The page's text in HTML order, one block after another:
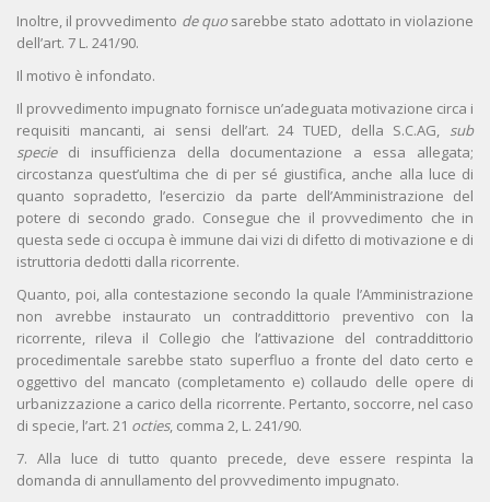
Inoltre, il provvedimento de quosarebbe stato adottato in violazione
dell’art. 7 L. 241/90.
Il motivo è infondato.
Il provvedimento impugnato fornisce un’adeguata motivazione circa i
requisiti mancanti, ai sensi dell’art. 24 TUED, della S.C.AG, sub
speciedi insufficienza della documentazione a essa allegata;
circostanza quest’ultima che di per sé giustifica, anche alla luce di
quanto sopradetto, l’esercizio da parte dell’Amministrazione del
potere di secondo grado. Consegue che il provvedimento che in
questa sede ci occupa è immune dai vizi di difetto di motivazione e di
istruttoria dedotti dalla ricorrente.
Quanto, poi, alla contestazione secondo la quale l’Amministrazione
non avrebbe instaurato un contraddittorio preventivo con la
ricorrente, rileva il Collegio che l’attivazione del contraddittorio
procedimentale sarebbe stato superfluo a fronte del dato certo e
oggettivo del mancato (completamento e) collaudo delle opere di
urbanizzazione a carico della ricorrente. Pertanto, soccorre, nel caso
di specie, l’art. 21 octies, comma 2, L. 241/90.
7. Alla luce di tutto quanto precede, deve essere respinta la
domanda di annullamento del provvedimento impugnato.